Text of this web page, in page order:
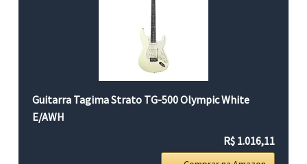
Guitarra Tagima Strato TG-500 Olympic White
E/AWH
R$ 1.016,11